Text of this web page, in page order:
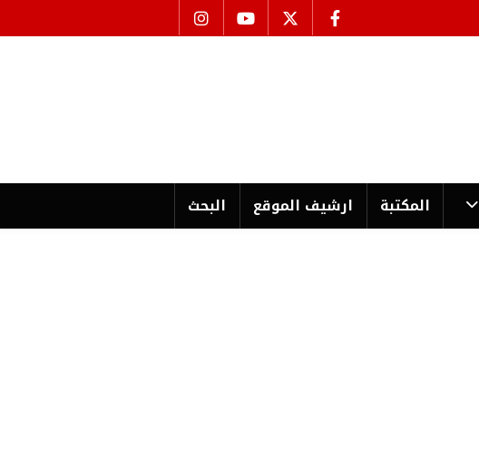
المكتبة ارشیف الموقع البحث